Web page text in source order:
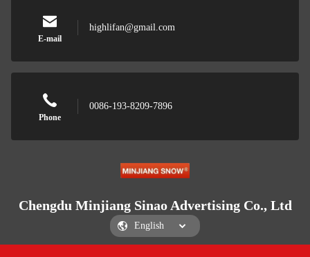
E-mail
highlifan@gmail.com
Phone
0086-193-8209-7896
Chengdu Minjiang Sinao Advertising Co., Ltd